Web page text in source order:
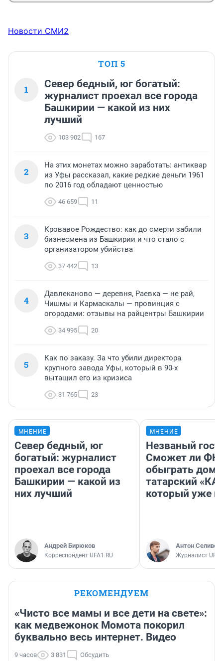
Новости СМИ2
ТОП 5
1
Север бедный, юг богатый:
журналист проехал все города
Башкирии — какой из них
лучший
103 902 167
2
На этих монетах можно заработать: антиквар
из Уфы рассказал, какие редкие деньги 1961
по 2016 год обладают ценностью
46 659 11
3
Кровавое Рождество: как до смерти забили
бизнесмена из Башкирии и что стало с
организатором убийства
37 442 13
4
Давлеканово — деревня, Раевка — не рай,
Чишмы и Кармаскалы — провинция с
огородами: отзывы на райцентры Башкирии
34 995 20
5
Как по заказу. За что убили директора
крупного завода Уфы, который в 90-х
вытащил его из кризиса
31 765 23
МНЕНИЕ
Север бедный, юг
богатый: журналист
проехал все города
Башкирии — какой из
них лучший
Андрей Бирюков
Корреспондент UFA1.RU
МНЕНИЕ
Незваный
Сможет ли ФК
обыграть дома
татарский
который уже
Антон
Журналист
РЕКОМЕНДУЕМ
«Чисто все мамы и все дети на свете»:
как медвежонок Момота покорил
буквально весь интернет. Видео
9 часов 3 831 Обсудить